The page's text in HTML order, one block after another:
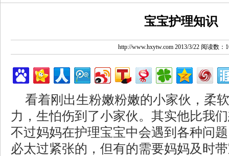
宝宝护理知识
http://www.hxytw.com 2013/3/22 阅读数：
看着刚出生粉嫩粉嫩的小家伙，柔
力，生怕伤到了小家伙。其实他比我
不过妈妈在护理宝宝中会遇到各种问
必太过紧张的，但有的需要妈妈及时